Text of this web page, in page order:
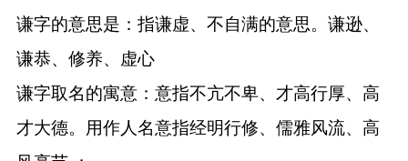
谦字的意思是：指谦虚、不自满的意思。谦逊、
谦恭、修养、虚心
谦字取名的寓意：意指不亢不卑、才高行厚、高
才大德。用作人名意指经明行修、儒雅风流、高